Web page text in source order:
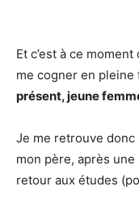
Et c’est à ce
me cogner en pleine
présent, jeune
Je me retrouve
mon père, après une
retour aux études